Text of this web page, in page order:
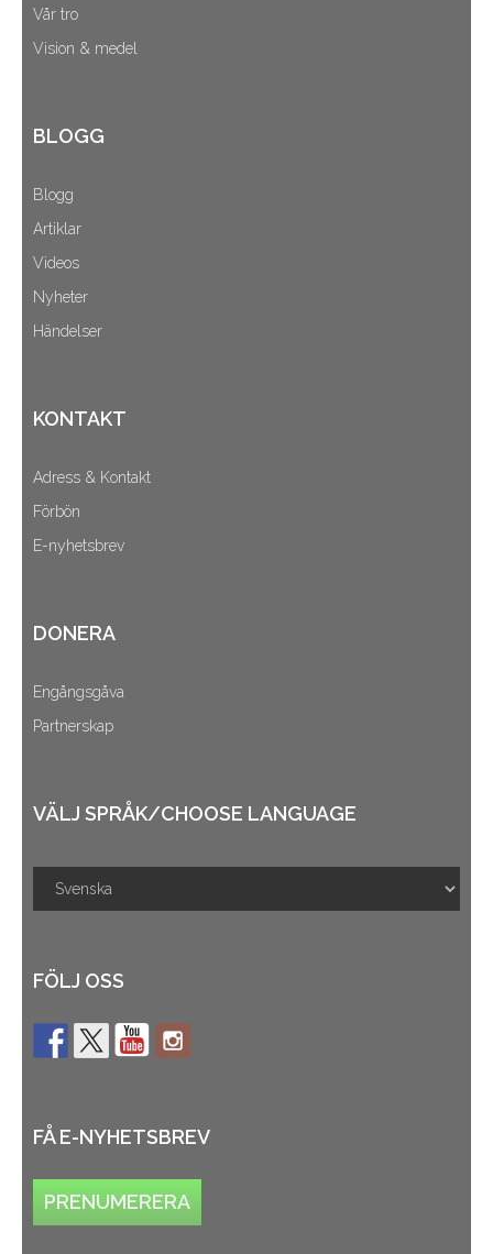
Vår tro
Vision & medel
BLOGG
Blogg
Artiklar
Videos
Nyheter
Händelser
KONTAKT
Adress & Kontakt
Förbön
E-nyhetsbrev
DONERA
Engångsgåva
Partnerskap
VÄLJ SPRÅK/CHOOSE LANGUAGE
FÖLJ OSS
FÅ E-NYHETSBREV
PRENUMERERA